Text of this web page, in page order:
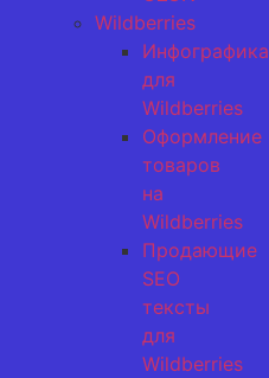
Wildberries
Инфографика
для
Wildberries
Оформление
товаров
на
Wildberries
Продающие
SEO
тексты
для
Wildberries